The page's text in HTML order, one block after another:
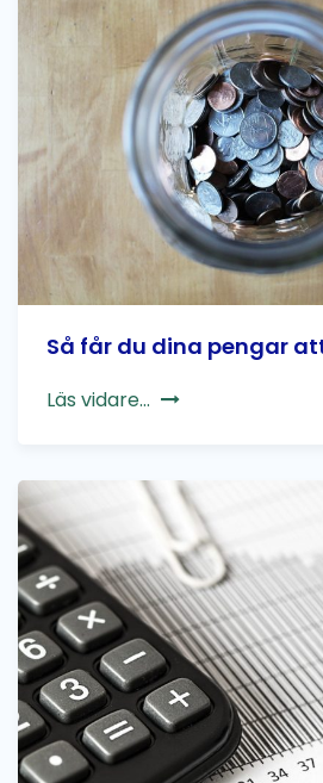
Så får du dina pengar
Läs vidare...